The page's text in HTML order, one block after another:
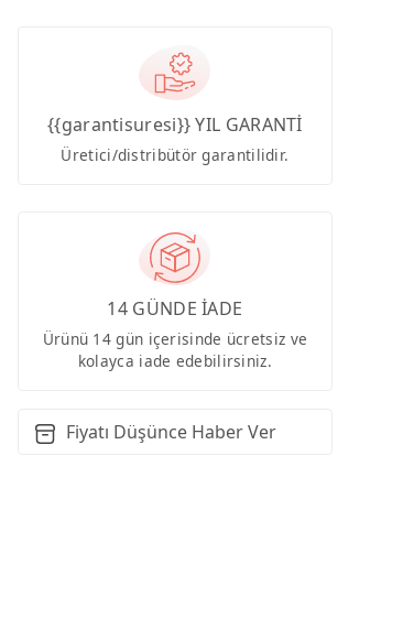
{{garantisuresi}} YIL GARANTİ
Üretici/distribütör garantilidir.
14 GÜNDE İADE
Ürünü 14 gün içerisinde ücretsiz ve
kolayca iade edebilirsiniz.
Fiyatı Düşünce Haber Ver